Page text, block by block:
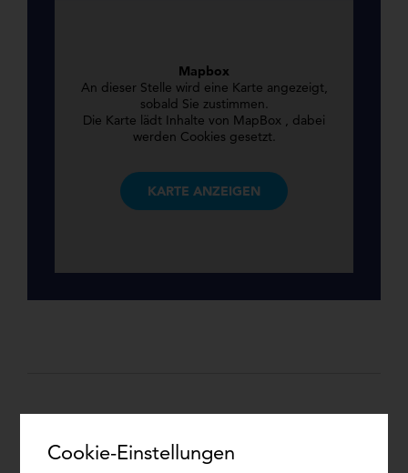
Mapbox
An dieser Stelle wird eine Karte angezeigt,
sobald Sie zustimmen.
Die Karte lädt Inhalte von MapBox , dabei
werden Cookies gesetzt.
KARTE ANZEIGEN
BENEFITS
Cookie-Einstellungen